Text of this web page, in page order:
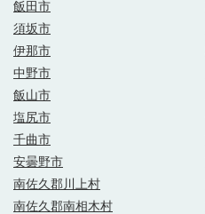
飯田市
須坂市
伊那市
中野市
飯山市
塩尻市
千曲市
安曇野市
南佐久郡川上村
南佐久郡南相木村